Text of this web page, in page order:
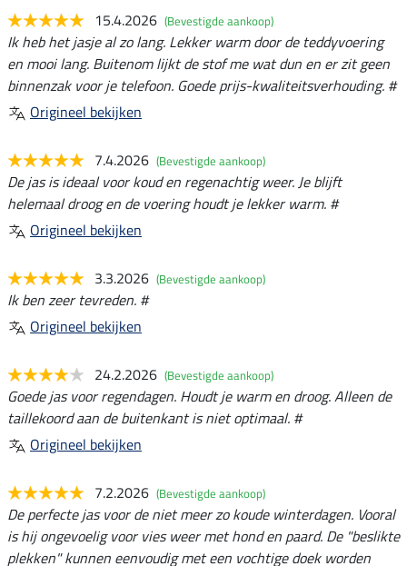
15.4.2026 (Bevestigde aankoop)
Ik heb het jasje al zo lang. Lekker warm door de teddyvoering
en mooi lang. Buitenom lijkt de stof me wat dun en er zit geen
binnenzak voor je telefoon. Goede prijs-kwaliteitsverhouding. #
Origineel bekijken
7.4.2026 (Bevestigde aankoop)
De jas is ideaal voor koud en regenachtig weer. Je blijft
helemaal droog en de voering houdt je lekker warm. #
Origineel bekijken
3.3.2026 (Bevestigde aankoop)
Ik ben zeer tevreden. #
Origineel bekijken
24.2.2026 (Bevestigde aankoop)
Goede jas voor regendagen. Houdt je warm en droog. Alleen de
taillekoord aan de buitenkant is niet optimaal. #
Origineel bekijken
7.2.2026 (Bevestigde aankoop)
De perfecte jas voor de niet meer zo koude winterdagen. Vooral
is hij ongevoelig voor vies weer met hond en paard. De "beslikte
plekken" kunnen eenvoudig met een vochtige doek worden